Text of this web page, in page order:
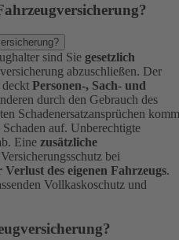
sind Sie gesetzlich
abzuschließen. Der
Personen-, Sach- und
durch den Gebrauch des
Schadenersatzansprüchen
auf. Unberechtigte
Eine zusätzliche
bei
des eigenen Fahrzeugs.
Vollkaskoschutz und